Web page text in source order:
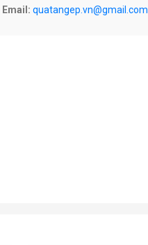
Email: quatangep.vn@gmail.com